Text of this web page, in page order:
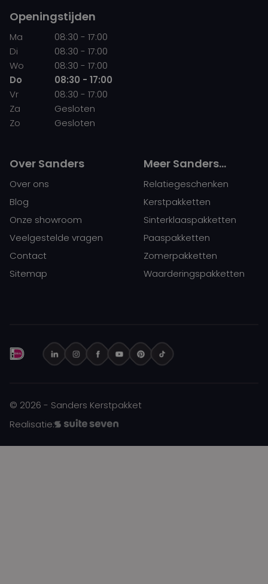
Openingstijden
Ma
08:30 - 17:00
Di
08:30 - 17:00
Wo
08:30 - 17:00
Do
08:30 - 17:00
Vr
08:30 - 17:00
Za
Gesloten
Zo
Gesloten
Over Sanders
Over ons
Blog
Onze showroom
Veelgestelde vragen
Contact
Sitemap
Meer Sanders…
Relatiegeschenken
Kerstpakketten
Sinterklaaspakketten
Paaspakketten
Zomerpakketten
Waarderingspakketten
© 2026 - Sanders Kerstpakket
Realisatie: